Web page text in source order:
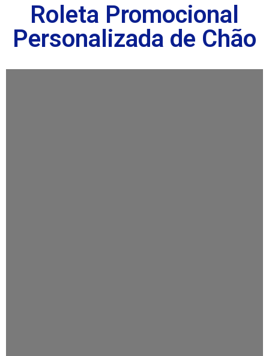
Roleta Promocional
Personalizada de Chão